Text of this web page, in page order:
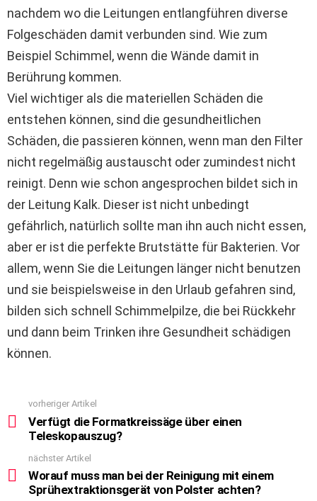
nachdem wo die Leitungen entlangführen diverse
Folgeschäden damit verbunden sind. Wie zum
Beispiel Schimmel, wenn die Wände damit in
Berührung kommen.
Viel wichtiger als die materiellen Schäden die
entstehen können, sind die gesundheitlichen
Schäden, die passieren können, wenn man den Filter
nicht regelmäßig austauscht oder zumindest nicht
reinigt. Denn wie schon angesprochen bildet sich in
der Leitung Kalk. Dieser ist nicht unbedingt
gefährlich, natürlich sollte man ihn auch nicht essen,
aber er ist die perfekte Brutstätte für Bakterien. Vor
allem, wenn Sie die Leitungen länger nicht benutzen
und sie beispielsweise in den Urlaub gefahren sind,
bilden sich schnell Schimmelpilze, die bei Rückkehr
und dann beim Trinken ihre Gesundheit schädigen
können.
more
vorheriger Artikel
Verfügt die Formatkreissäge über einen
Teleskopauszug?
nächster Artikel
Worauf muss man bei der Reinigung mit einem
Sprühextraktionsgerät von Polster achten?